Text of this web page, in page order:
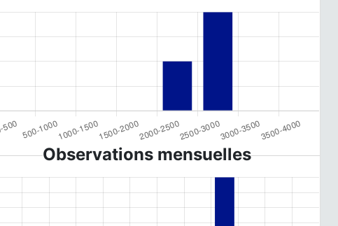
Observations mensuelles